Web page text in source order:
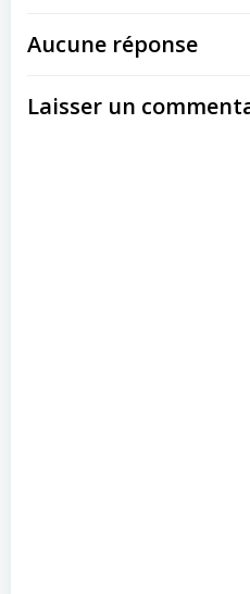
Aucune réponse
Laisser un